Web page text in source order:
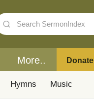
More.. Donate
Hymns Music